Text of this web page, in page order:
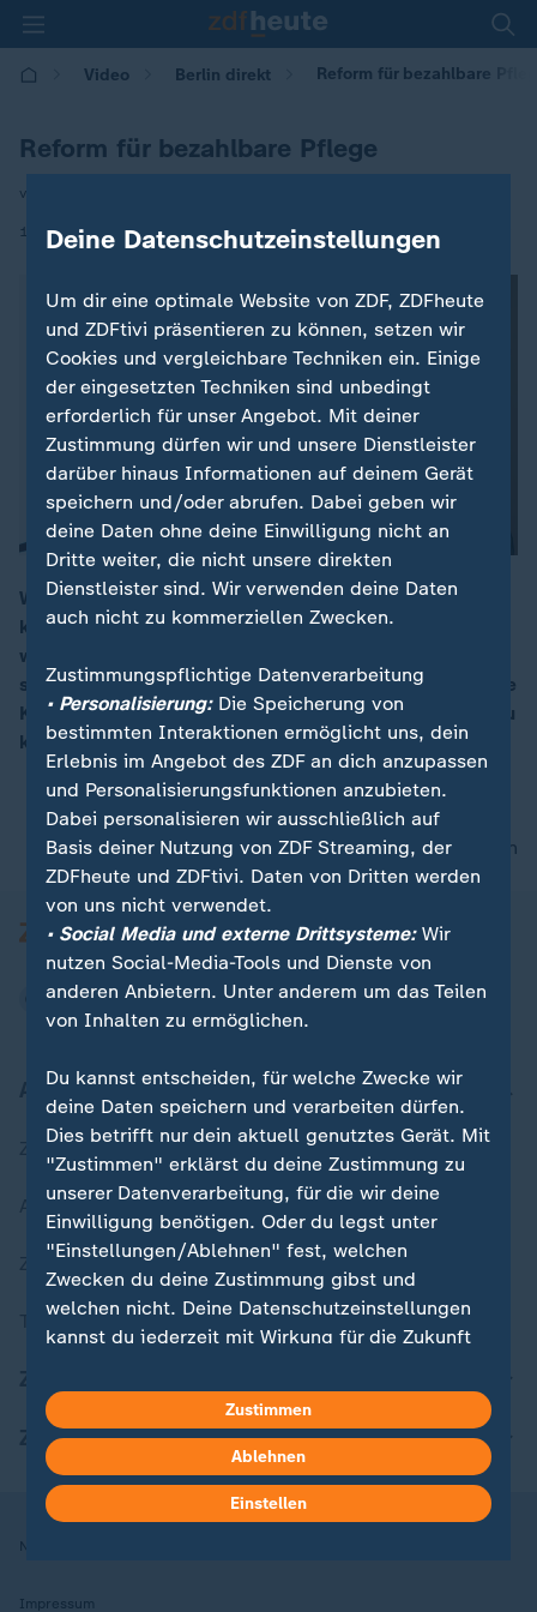
Video Berlin direkt Reform für bezahlbare
Reform für bezahlbare Pflege
von Christiane Hübscher
17.05.2026 | 19:10
Wer eine pflegebedürftige Person in der Familie hat,
kennt das Problem. Pflege ist extrem teuer. Immer
weniger Menschen können das finanziell alleine
stemmen, häufig muss der Staat Zuschüsse zahlen. Die
Kosten explodieren. Ohne Reform droht das System zu
kollabieren.
nach oben
Aktuell bei ZDFheute
Zuletzt veröffentlicht
Aktuelle Sendungs-Videos
ZDFheute Stories
Themen im Überblick
ZDFheute Apps
Nutzungsbedingungen
Impressum
Deine Datenschutzeinstellungen
Um dir eine optimale Website von ZDF, ZDFheute
und ZDFtivi präsentieren zu können, setzen wir
Cookies und vergleichbare Techniken ein. Einige
der eingesetzten Techniken sind unbedingt
erforderlich für unser Angebot. Mit deiner
Zustimmung dürfen wir und unsere Dienstleister
darüber hinaus Informationen auf deinem Gerät
speichern und/oder abrufen. Dabei geben wir
deine Daten ohne deine Einwilligung nicht an
Dritte weiter, die nicht unsere direkten
Dienstleister sind. Wir verwenden deine Daten
auch nicht zu kommerziellen Zwecken.
Zustimmungspflichtige Datenverarbeitung
• Personalisierung:Die Speicherung von
bestimmten Interaktionen ermöglicht uns, dein
Erlebnis im Angebot des ZDF an dich anzupassen
und Personalisierungsfunktionen anzubieten.
Dabei personalisieren wir ausschließlich auf
Basis deiner Nutzung von ZDF Streaming, der
ZDFheute und ZDFtivi. Daten von Dritten werden
von uns nicht verwendet.
• Social Media und externe Drittsysteme:Wir
nutzen Social-Media-Tools und Dienste von
anderen Anbietern. Unter anderem um das Teilen
von Inhalten zu ermöglichen.
Du kannst entscheiden, für welche Zwecke wir
deine Daten speichern und verarbeiten dürfen.
Dies betrifft nur dein aktuell genutztes Gerät. Mit
"Zustimmen" erklärst du deine Zustimmung zu
unserer Datenverarbeitung, für die wir deine
Einwilligung benötigen. Oder du legst unter
"Einstellungen/Ablehnen" fest, welchen
Zwecken du deine Zustimmung gibst und
welchen nicht. Deine Datenschutzeinstellungen
kannst du jederzeit mit Wirkung für die Zukunft
Hier findest du das Impressum.
Weitere Informationen findest du in unserer
Datenschutzerklärung.
Zustimmen
Ablehnen
Einstellen